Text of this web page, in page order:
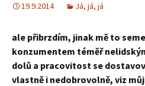
19.9.2014 Já, já, já
ale přibrzdím, jinak mě to
konzumentem téměř
dolů a pracovitost se
vlastně i nedobrovolně, viz